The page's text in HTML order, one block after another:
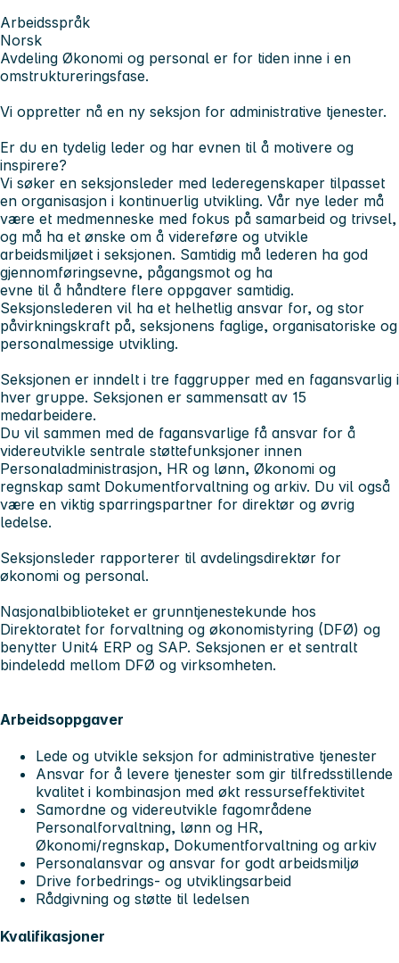
Arbeidsspråk
Norsk
Avdeling Økonomi og personal er for tiden inne i en
omstruktureringsfase.
Vi oppretter nå en ny seksjon for administrative tjenester.
Er du en tydelig leder og har evnen til å motivere og
inspirere?
Vi søker en seksjonsleder med lederegenskaper tilpasset
en organisasjon i kontinuerlig utvikling. Vår nye leder må
være et medmenneske med fokus på samarbeid og trivsel,
og må ha et ønske om å videreføre og utvikle
arbeidsmiljøet i seksjonen. Samtidig må lederen ha god
gjennomføringsevne, pågangsmot og ha
evne til å håndtere flere oppgaver samtidig.
Seksjonslederen vil ha et helhetlig ansvar for, og stor
påvirkningskraft på, seksjonens faglige, organisatoriske og
personalmessige utvikling.
Seksjonen er inndelt i tre faggrupper med en fagansvarlig i
hver gruppe. Seksjonen er sammensatt av 15
medarbeidere.
Du vil sammen med de fagansvarlige få ansvar for å
videreutvikle sentrale støttefunksjoner innen
Personaladministrasjon, HR og lønn, Økonomi og
regnskap samt Dokumentforvaltning og arkiv. Du vil også
være en viktig sparringspartner for direktør og øvrig
ledelse.
Seksjonsleder rapporterer til avdelingsdirektør for
økonomi og personal.
Nasjonalbiblioteket er grunntjenestekunde hos
Direktoratet for forvaltning og økonomistyring (DFØ) og
benytter Unit4 ERP og SAP. Seksjonen er et sentralt
bindeledd mellom DFØ og virksomheten.
Arbeidsoppgaver
Lede og utvikle seksjon for administrative tjenester
Ansvar for å levere tjenester som gir tilfredsstillende
kvalitet i kombinasjon med økt ressurseffektivitet
Samordne og videreutvikle fagområdene
Personalforvaltning, lønn og HR,
Økonomi/regnskap, Dokumentforvaltning og arkiv
Personalansvar og ansvar for godt arbeidsmiljø
Drive forbedrings- og utviklingsarbeid
Rådgivning og støtte til ledelsen
Kvalifikasjoner